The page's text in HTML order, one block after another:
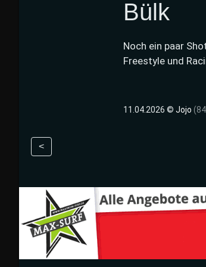
Bülk
Noch ein paar
Freestyle und
11.04.2026 © Jojo
<